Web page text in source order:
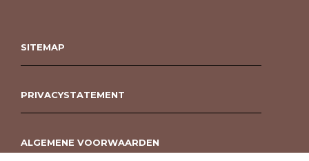
SITEMAP
PRIVACYSTATEMENT
ALGEMENE VOORWAARDEN